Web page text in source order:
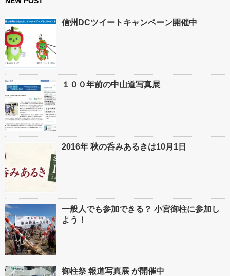
信州DCツイートキャンペーン開催中
１００年前の中山道写真展
2016年 秋の呑みあるきは10月1日
一般人でも参加できる？ 小宮御柱に参加し
よう！
御柱祭 報道写真展 が開催中